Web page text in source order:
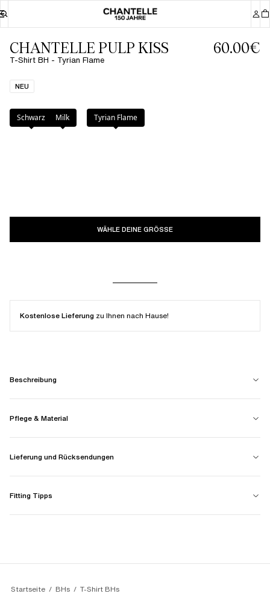
CHANTELLE PULP KISS
T-Shirt BH - Tyrian Flame
60.00€
NEU
Farbe: Tyrian Flame
Schwarz Milk Tyrian Flame
WÄHLE DEINE GRÖSSE
Kostenlose Lieferung zu Ihnen nach Hause!
Beschreibung
Pflege & Material
Lieferung und Rücksendungen
Fitting Tipps
Startseite BHs T-Shirt BHs